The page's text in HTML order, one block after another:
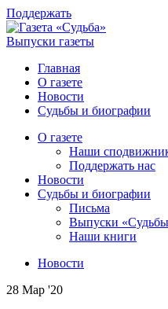
Поддержать
Выпуски газеты
Главная
О газете
Новости
Судьбы и биографии
О газете
Наши
Поддержать нас
Новости
Судьбы и биографии
Письма
Выпуски
Наши книги
Новости
28 Мар '20